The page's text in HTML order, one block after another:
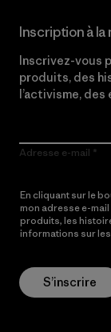
Inscription à
Inscrivez-vous
produits, des
l’activisme,
Adresse e-mail
En cliquant sur le
mon adresse e-
produits, les
informations sur
S’inscrire